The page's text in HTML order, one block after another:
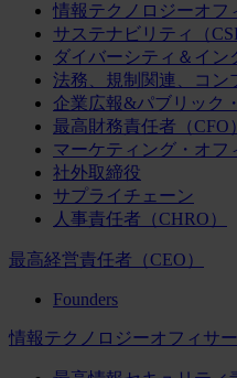
情報テクノロジーオフ
サステナビリティ（
ダイバーシティ＆イン
法務、規制関連、コン
企業広報&パブリック
最高財務責任者（CFO）
マーケティング・オフ
社外取締役
サプライチェーン
人事責任者（CHRO）
最高経営責任者（CEO）
Founders
情報テクノロジーオフィサー